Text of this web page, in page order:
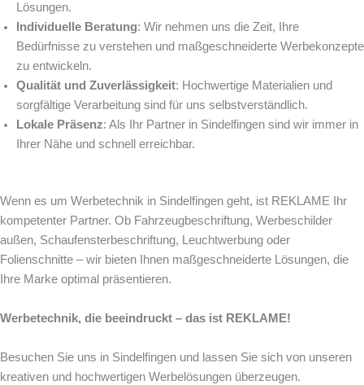
Lösungen.
Individuelle Beratung: Wir nehmen uns die Zeit, Ihre
Bedürfnisse zu verstehen und maßgeschneiderte Werbekonzepte
zu entwickeln.
Qualität und Zuverlässigkeit: Hochwertige Materialien und
sorgfältige Verarbeitung sind für uns selbstverständlich.
Lokale Präsenz: Als Ihr Partner in Sindelfingen sind wir immer in
Ihrer Nähe und schnell erreichbar.
Wenn es um Werbetechnik in Sindelfingen geht, ist REKLAME Ihr
kompetenter Partner. Ob Fahrzeugbeschriftung, Werbeschilder
außen, Schaufensterbeschriftung, Leuchtwerbung oder
Folienschnitte – wir bieten Ihnen maßgeschneiderte Lösungen, die
Ihre Marke optimal präsentieren.
Werbetechnik, die beeindruckt – das ist REKLAME!
Besuchen Sie uns in Sindelfingen und lassen Sie sich von unseren
kreativen und hochwertigen Werbelösungen überzeugen.